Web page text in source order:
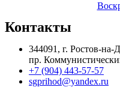
Контакты
344091, г. Ростов-на-
пр.
+7 (904) 443-57-57
sgprihod@yandex.ru